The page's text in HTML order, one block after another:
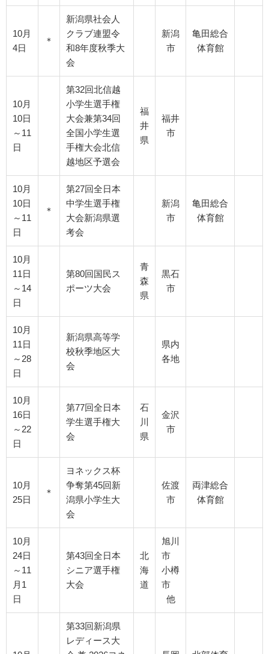
10月
4日
＊
新潟県社会人
クラブ連盟令
和8年度秋季大
会
新潟
市
亀田総合
体育館
10月
10日
～11
日
第32回北信越
小学生選手権
大会兼第34回
全国小学生選
手権大会北信
越地区予選会
福
井
県
福井
市
10月
10日
～11
日
＊
第27回全日本
中学生選手権
大会新潟県選
考会
新潟
市
亀田総合
体育館
10月
11日
～14
日
第80回国民ス
ポーツ大会
青
森
県
黒石
市
10月
11日
～28
日
新潟県高等学
校秋季地区大
会
県内
各地
10月
16日
～22
日
第77回全日本
学生選手権大
会
石
川
県
金沢
市
10月
25日
＊
ヨネックス杯
争奪第45回新
潟県小学生大
会
佐渡
市
両津総合
体育館
10月
24日
～11
月1
日
第43回全日本
シニア選手権
大会
北
海
道
旭川
市
小樽
市
他
第33回新潟県
レディース大